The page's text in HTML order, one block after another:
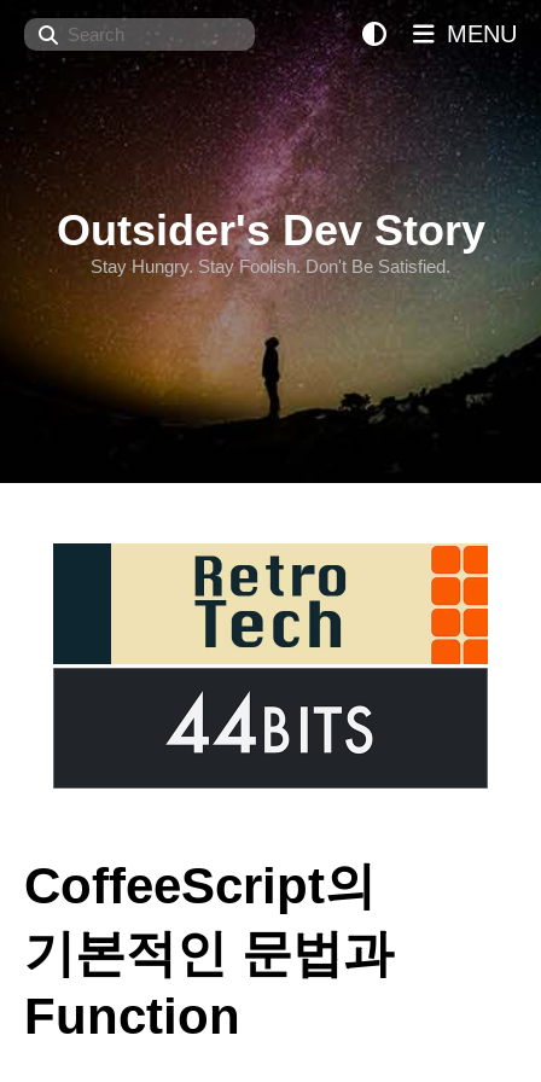
Search
Outsider's Dev Story
Stay Hungry. Stay Foolish. Don't Be Satisfied.
MENU
CoffeeScript의
기본적인 문법과
Function